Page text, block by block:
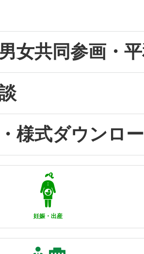
女共同参画・
様式ダウンロ
妊娠・出産